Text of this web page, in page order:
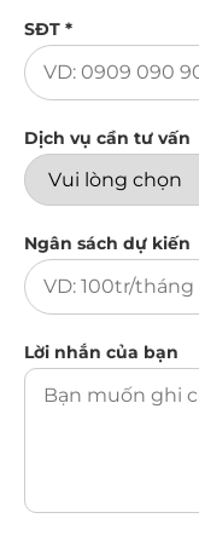
SĐT *
Dịch vụ cần tư vấn
Ngân sách dự kiến
Lời nhắn của bạn